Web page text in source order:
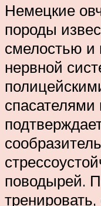
Немецкие
породы
смелостью и
нервной
спасателями
поводырей.